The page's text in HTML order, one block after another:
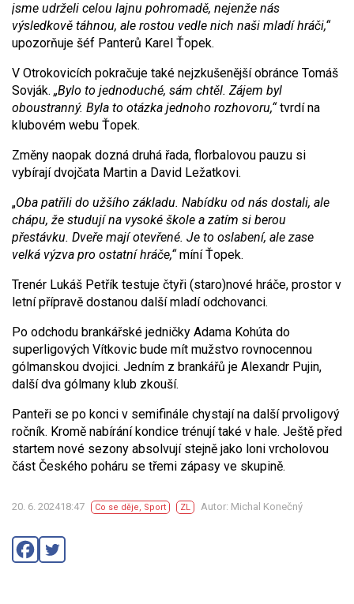
jsme udrželi celou lajnu pohromadě, nejenže nás
výsledkově táhnou, ale rostou vedle nich naši mladí hráči,“
upozorňuje šéf Panterů Karel Ťopek.
V Otrokovicích pokračuje také nejzkušenější obránce Tomáš
Sovják. „Bylo to jednoduché, sám chtěl. Zájem byl
oboustranný. Byla to otázka jednoho rozhovoru,“tvrdí na
klubovém webu Ťopek.
Změny naopak dozná druhá řada, florbalovou pauzu si
vybírají dvojčata Martin a David Ležatkovi.
„Oba patřili do užšího základu. Nabídku od nás dostali, ale
chápu, že studují na vysoké škole a zatím si berou
přestávku. Dveře mají otevřené. Je to oslabení, ale zase
velká výzva pro ostatní hráče,“míní Ťopek.
Trenér Lukáš Petřík testuje čtyři (staro)nové hráče, prostor v
letní přípravě dostanou další mladí odchovanci.
Po odchodu brankářské jedničky Adama Kohúta do
superligových Vítkovic bude mít mužstvo rovnocennou
gólmanskou dvojici. Jedním z brankářů je Alexandr Pujin,
další dva gólmany klub zkouší.
Panteři se po konci v semifinále chystají na další prvoligový
ročník. Kromě nabírání kondice trénují také v hale. Ještě před
startem nové sezony absolvují stejně jako loni vrcholovou
část Českého poháru se třemi zápasy ve skupině.
20. 6. 202418:47 Co se děje, Sport ZL Autor: Michal Konečný